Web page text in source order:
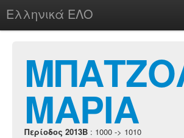
Ελληνικά ΕΛΟ
chesstu.be @ discord
LoginΜΑΡΙΑ
Περίοδος 2013B : 1000 -> 1010